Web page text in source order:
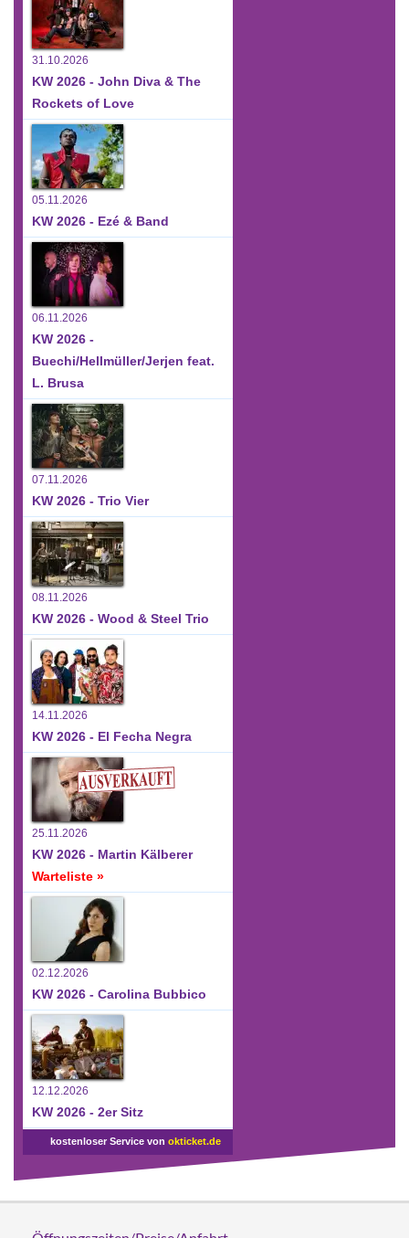
31.10.2026
KW 2026 - John Diva & The
Rockets of Love
05.11.2026
KW 2026 - Ezé & Band
06.11.2026
KW 2026 -
Buechi/Hellmüller/Jerjen feat.
L. Brusa
07.11.2026
KW 2026 - Trio Vier
08.11.2026
KW 2026 - Wood & Steel Trio
14.11.2026
KW 2026 - El Fecha Negra
25.11.2026
KW 2026 - Martin Kälberer
Warteliste »
02.12.2026
KW 2026 - Carolina Bubbico
12.12.2026
KW 2026 - 2er Sitz
kostenloser Service von okticket.de